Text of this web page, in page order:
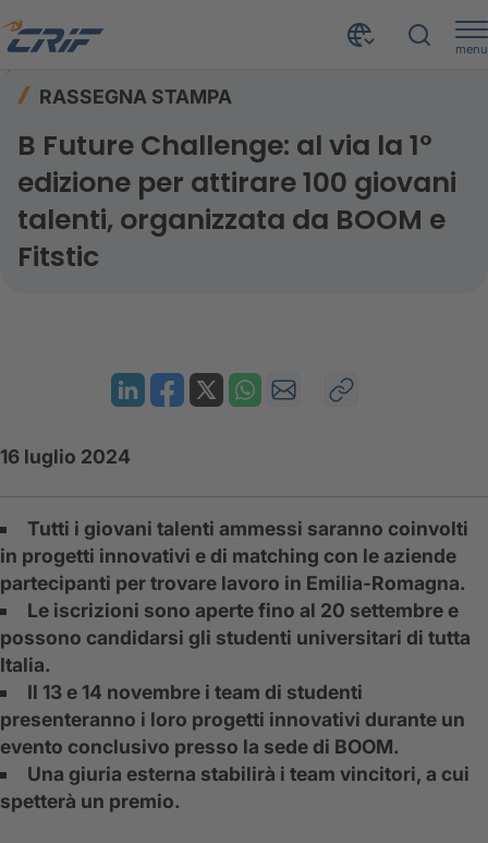
menu
RASSEGNA STAMPA
B Future Challenge: al via la 1°
edizione per attirare 100 giovani
talenti, organizzata da BOOM e
Fitstic
16 luglio 2024
Tutti i giovani talenti ammessi saranno coinvolti
in progetti innovativi e di matching con le aziende
partecipanti per trovare lavoro in Emilia-Romagna.
Le iscrizioni sono aperte fino al 20 settembre e
possono candidarsi gli studenti universitari di tutta
Italia.
Il 13 e 14 novembre i team di studenti
presenteranno i loro progetti innovativi durante un
evento conclusivo presso la sede di BOOM.
Una giuria esterna stabilirà i team vincitori, a cui
spetterà un premio.